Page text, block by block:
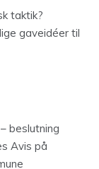
taktik?
gaveidéer til
beslutning
Avis på